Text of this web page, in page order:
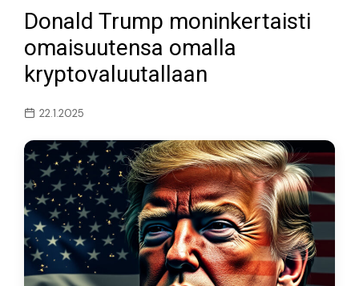
Donald Trump moninkertaisti
omaisuutensa omalla
kryptovaluutallaan
22.1.2025